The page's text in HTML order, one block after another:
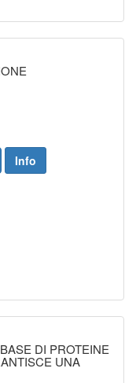
Info
DI PROTEINE
UNA